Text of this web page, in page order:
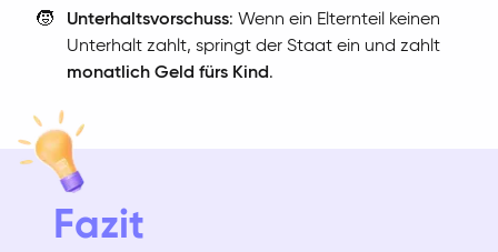
🧒
Unterhaltsvorschuss: Wenn ein Elternteil keinen
Unterhalt zahlt, springt der Staat ein und zahlt
monatlich Geld fürs Kind.
Fazit